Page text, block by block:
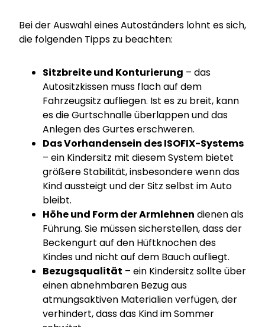
Bei der Auswahl eines Autoständers lohnt es sich,
die folgenden Tipps zu beachten:
Sitzbreite und Konturierung – das
Autositzkissen muss flach auf dem
Fahrzeugsitz aufliegen. Ist es zu breit, kann
es die Gurtschnalle überlappen und das
Anlegen des Gurtes erschweren.
Das Vorhandensein des ISOFIX-Systems
– ein Kindersitz mit diesem System bietet
größere Stabilität, insbesondere wenn das
Kind aussteigt und der Sitz selbst im Auto
bleibt.
Höhe und Form der Armlehnen dienen als
Führung. Sie müssen sicherstellen, dass der
Beckengurt auf den Hüftknochen des
Kindes und nicht auf dem Bauch aufliegt.
Bezugsqualität – ein Kindersitz sollte über
einen abnehmbaren Bezug aus
atmungsaktiven Materialien verfügen, der
verhindert, dass das Kind im Sommer